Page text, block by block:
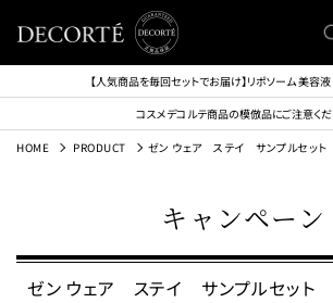
【人気商品を毎回セットでお届け】リポソーム 美容
コスメデコルテ商品の模倣品にご注意く
HOME PRODUCT ゼン ウェア ステイ サンプルセット
キャンペーン
ゼン ウェア ステイ サンプルセット